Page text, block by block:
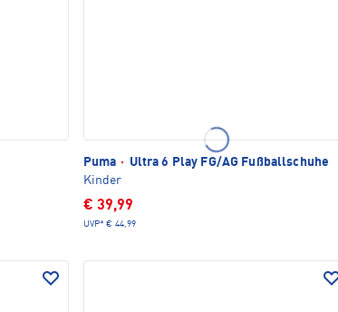
Puma · Ultra 6 Play FG/AG Fußballschuhe
Kinder
€ 39,99
UVP* € 44,99